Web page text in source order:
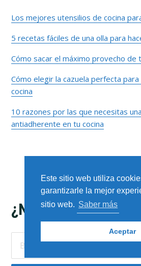
lateral
primaria
Los mejores utensilios de cocina
5 recetas fáciles de una olla para
Cómo sacar el máximo provecho de
Cómo elegir la cazuela perfecta
cocina
10 razones por las que necesitas
antiadherente en tu cocina
Footer
¿NECESITAS ALGO
este
Este sitio web utiliza
garantizarle la mejor
sitio web. Saber más
Aceptar